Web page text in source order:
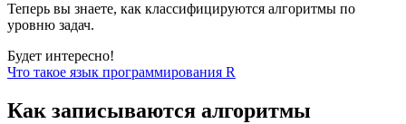
Теперь вы знаете, как классифицируются алгоритмы по
уровню задач.
Будет интересно!
Что такое язык программирования R
Как записываются алгоритмы